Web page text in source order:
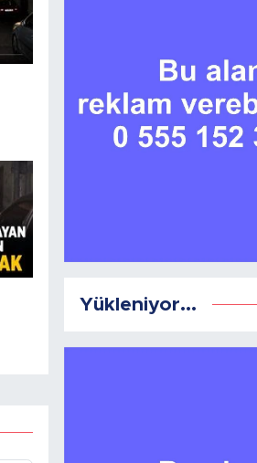
Yükleniyor...